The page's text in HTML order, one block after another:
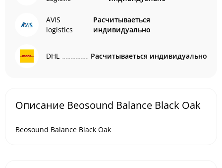
AVIS
logistics
Расчитываеться
индивидуально
DHL Расчитываеться индивидуально
Описание Beosound Balance Black Oak
Beosound Balance Black Oak